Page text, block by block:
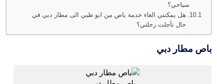
سياحي؟
هل يمكنني الغاء خدمة باص من ابو ظبي الى مطار دبي في
حال تأجلت رحلتي؟
باص مطار دبي